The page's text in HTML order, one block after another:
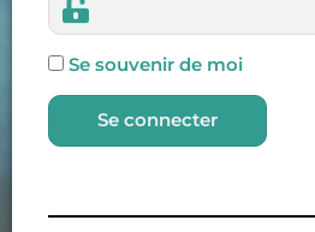
Se souvenir de moi
Se connecter